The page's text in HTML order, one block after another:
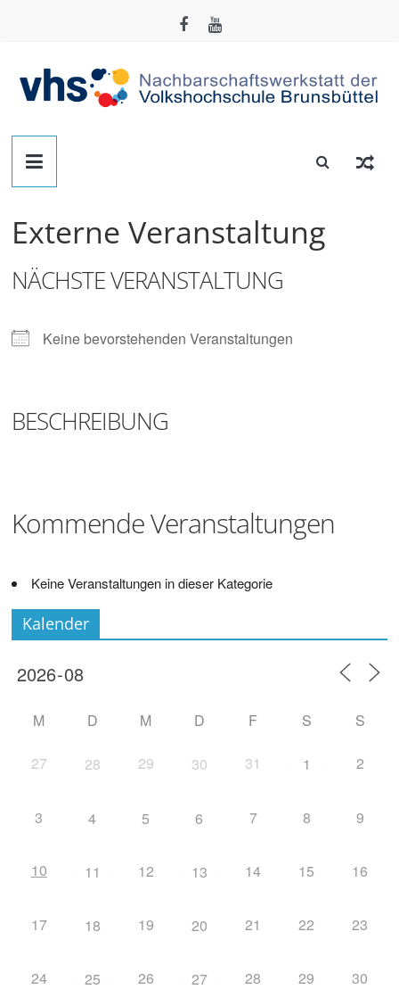
Nachbarschafts-
Werkstatt
Brunsbüttel
Der
zum
und
Externe Veranstaltung
NÄCHSTE VERANSTALTUNG
Keine bevorstehenden Veranstaltungen
BESCHREIBUNG
Kommende Veranstaltungen
Keine Veranstaltungen in dieser Kategorie
Kalender
M D M D F S S
27 28 29 30 31 1 2
3 4 5 6 7 8 9
10 11 12 13 14 15 16
17 18 19 20 21 22 23
24 25 26 27 28 29 30